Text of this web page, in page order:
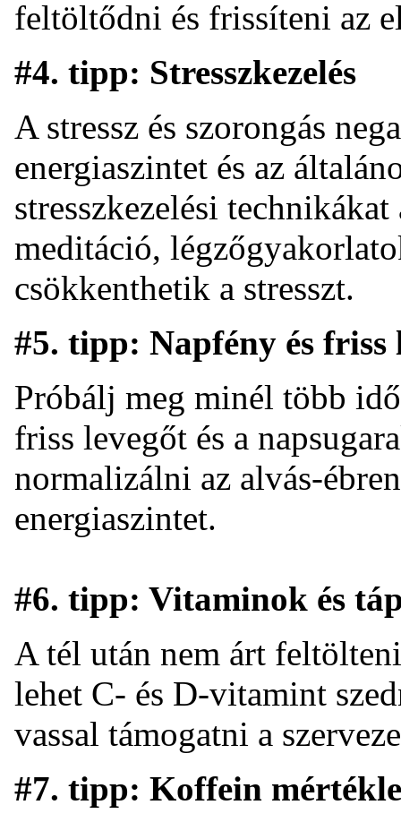
feltöltődni és frissíteni az
#4. tipp: Stresszkezelés
A stressz és szorongás
energiaszintet és az
stresszkezelési
meditáció,
csökkenthetik a stresszt.
#5. tipp: Napfény és friss
Próbálj meg minél több
friss levegőt és a
normalizálni az alvás-
energiaszintet.
#6. tipp: Vitaminok és
A tél után nem árt
lehet C- és D-vitamint
vassal támogatni a
#7. tipp: Koffein